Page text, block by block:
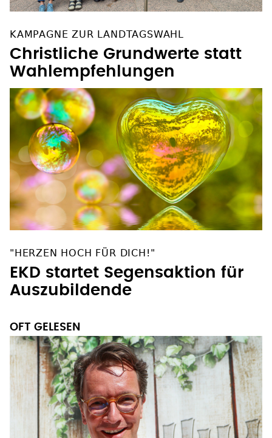
KAMPAGNE ZUR LANDTAGSWAHL
Christliche Grundwerte statt
Wahlempfehlungen
"HERZEN HOCH FÜR DICH!"
EKD startet Segensaktion für
Auszubildende
OFT GELESEN